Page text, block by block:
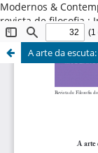
Modernos &
revista de filosofia ;
Universidade
A arte da